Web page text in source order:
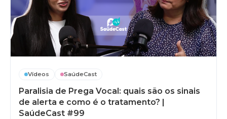
Vídeos SaúdeCast
Paralisia de Prega Vocal: quais são os sinais
de alerta e como é o tratamento? |
SaúdeCast #99